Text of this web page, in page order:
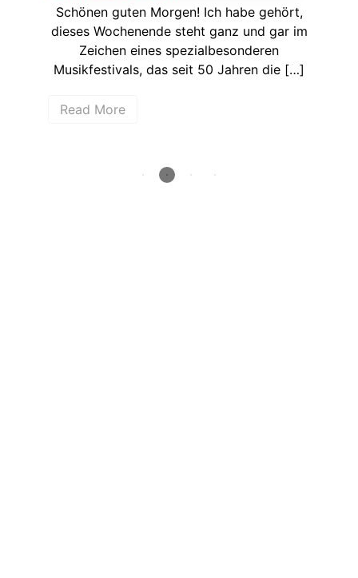
Schönen guten Morgen! Ich habe gehört,
dieses Wochenende steht ganz und gar im
Zeichen eines spezialbesonderen
Musikfestivals, das seit 50 Jahren die […]
Read More